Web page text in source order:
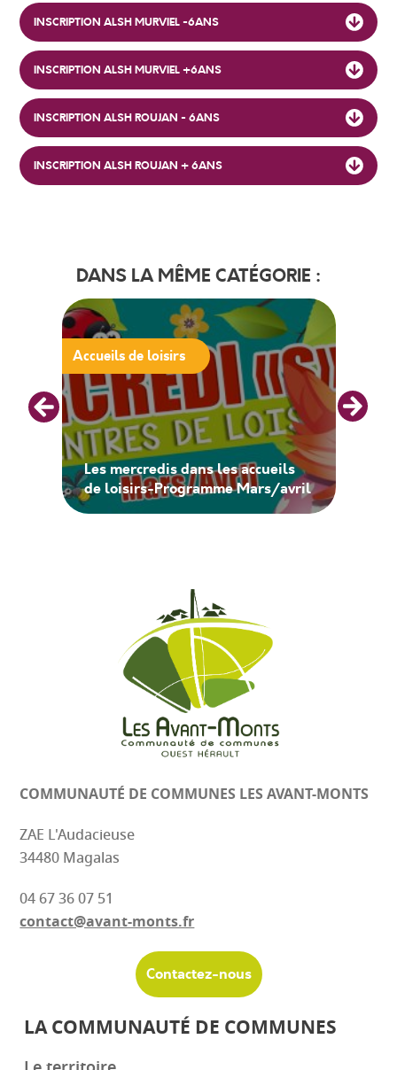
INSCRIPTION ALSH MURVIEL -6ANS
INSCRIPTION ALSH MURVIEL +6ANS
INSCRIPTION ALSH ROUJAN - 6ANS
INSCRIPTION ALSH ROUJAN + 6ANS
DANS LA MÊME CATÉGORIE :
Les mercredis dans les accueils
de loisirs-Programme Mars/avril
Accueils de loisirs
COMMUNAUTÉ DE COMMUNES LES AVANT-MONTS
ZAE L'Audacieuse
34480 Magalas
04 67 36 07 51
contact@avant-monts.fr
Contactez-nous
LA COMMUNAUTÉ DE COMMUNES